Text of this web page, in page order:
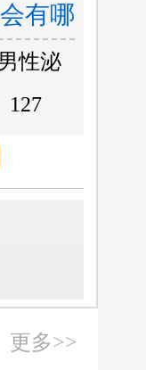
有哪
127
性泌
更多>>